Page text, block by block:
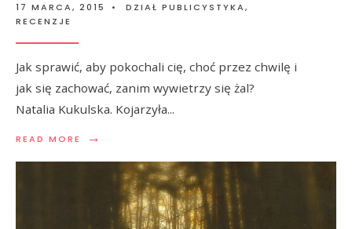
17 MARCA, 2015 • DZIAŁ PUBLICYSTYKA,
RECENZJE
Jak sprawić, aby pokochali cię, choć przez chwilę i
jak się zachować, zanim wywietrzy się żal?
Natalia Kukulska. Kojarzyła...
READ MORE →